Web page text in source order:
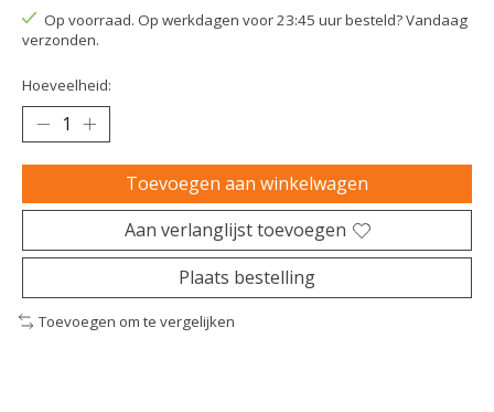
Op voorraad. Op werkdagen voor 23:45 uur besteld? Vandaag
verzonden.
Hoeveelheid:
Toevoegen aan winkelwagen
Aan verlanglijst toevoegen
Plaats bestelling
Toevoegen om te vergelijken